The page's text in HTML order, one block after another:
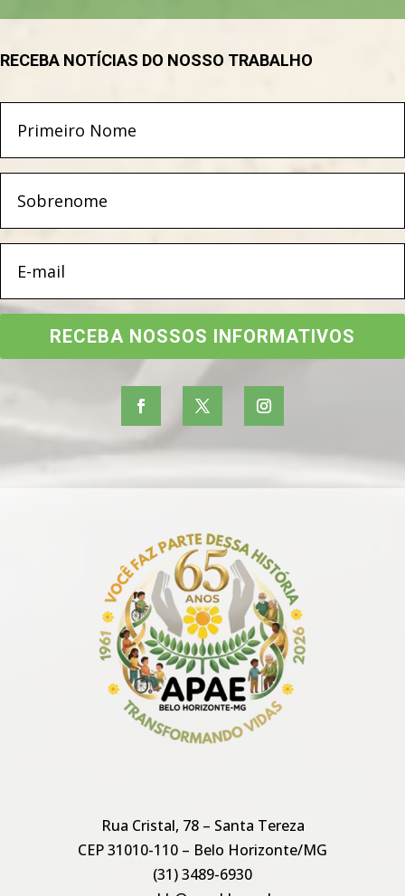
RECEBA NOTÍCIAS DO NOSSO TRABALHO
RECEBA NOSSOS INFORMATIVOS
Rua Cristal, 78 – Santa Tereza
CEP 31010-110 – Belo Horizonte/MG
(31) 3489-6930